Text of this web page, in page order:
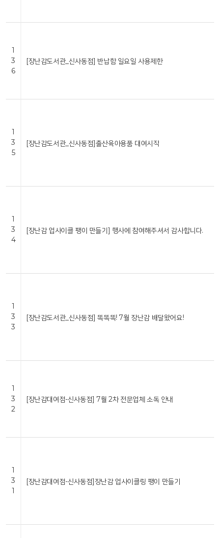
1
3
6
[장난감도서관_신사동점] 반납함 일요일 사용제한
1
3
5
[장난감도서관_신사동점]출산육아용품 대여시작
1
3
4
[장난감 업사이클 팽이 만들기] 행사에 참여해주셔서 감사합니다.
1
3
3
[장난감도서관_신사동점] 똑똑똑! 7월 장난감 배달왔어요!
1
3
2
[장난감대여점-신사동점] 7월 2차 전문업체 소독 안내
1
3
1
[장난감대여점-신사동점]장난감 업사이클링 팽이 만들기